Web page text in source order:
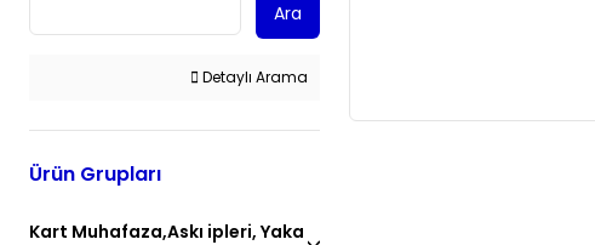
Ara
Detaylı Arama
Ürün Grupları
Kart Muhafaza,Askı ipleri, Yaka